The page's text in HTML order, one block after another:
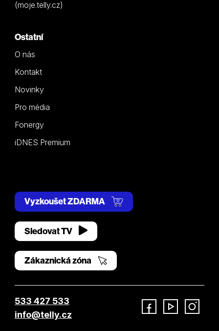
(moje.telly.cz)
Ostatní
O nás
Kontakt
Novinky
Pro média
Fonergy
iDNES Premium
Vyzkoušet ZDARMA
Sledovat TV
Zákaznická zóna
533 427 533
info@telly.cz